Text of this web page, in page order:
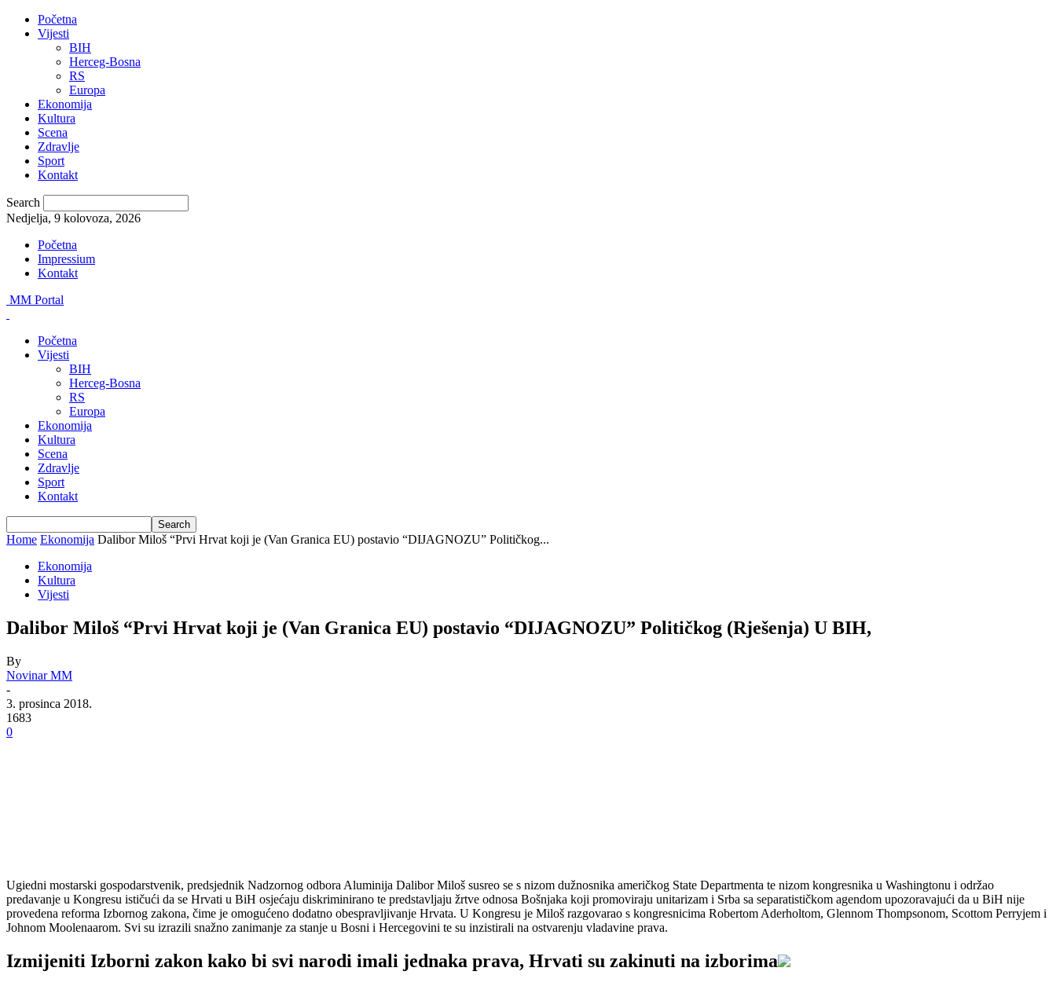
Početna
Vijesti
BIH
Herceg-Bosna
RS
Europa
Ekonomija
Kultura
Scena
Zdravlje
Sport
Kontakt
Search
Nedjelja, 9 kolovoza, 2026
Početna
Impressium
Kontakt
MM Portal
Početna
Vijesti
BIH
Herceg-Bosna
RS
Europa
Ekonomija
Kultura
Scena
Zdravlje
Sport
Kontakt
Home Ekonomija Dalibor Miloš “Prvi Hrvat koji je (Van Granica EU) postavio “DIJAGNOZU” Političkog...
Ekonomija
Kultura
Vijesti
Dalibor Miloš “Prvi Hrvat koji je (Van Granica EU) postavio “DIJAGNOZU” Političkog (Rješenja) U BIH,
By
Novinar MM
-
3. prosinca 2018.
1683
0
Ugiedni mostarski gospodarstvenik, predsjednik Nadzornog odbora Aluminija Dalibor Miloš susreo se s nizom dužnosnika američkog State Departmenta te nizom kongresnika u Washingtonu i održao
predavanje u Kongresu ističući da se Hrvati u BiH osjećaju diskriminirano te predstavljaju žrtve odnosa Bošnjaka koji promoviraju unitarizam i Srba sa separatističkom agendom upozoravajući da u BiH nije
provedena reforma Izbornog zakona, čime je omogućeno dodatno obespravljivanje Hrvata. U Kongresu je Miloš razgovarao s kongresnicima Robertom Aderholtom, Glennom Thompsonom, Scottom Perryjem i
Johnom Moolenaarom. Svi su izrazili snažno zanimanje za stanje u Bosni i Hercegovini te su inzistirali na ostvarenju vladavine prava.
Izmijeniti Izborni zakon kako bi svi narodi imali jednaka prava, Hrvati su zakinuti na izborima